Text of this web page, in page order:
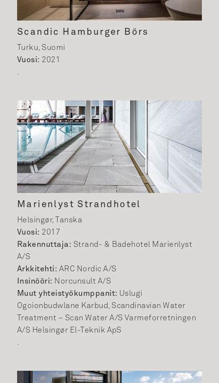
Scandic Hamburger Börs
Turku, Suomi
Vuosi: 2021
Marienlyst Strandhotel
Helsingør, Tanska
Vuosi: 2017
Rakennuttaja: Strand- & Badehotel Marienlyst
A/S
Arkkitehti: ARC Nordic A/S
Insinööri: Norcunsult A/S
Muut yhteistyökumppanit: Uslugi
Ogoionbudwlane Karbud, Scandinavian Water
Treatment – Scan Water A/S Varmeforretningen
A/S Helsingør El-Teknik ApS